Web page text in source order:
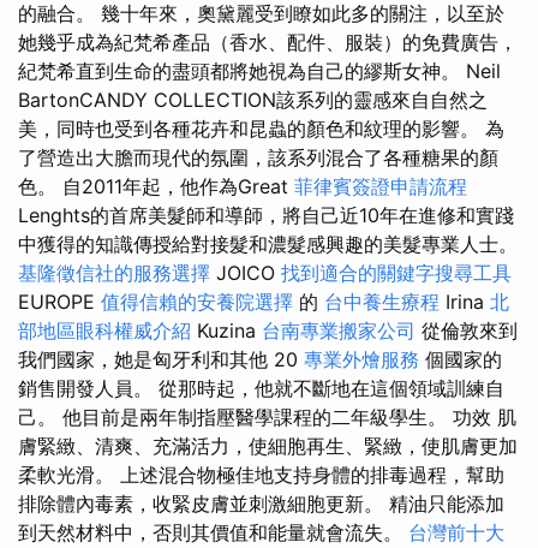
的融合。 幾十年來，奧黛麗受到瞭如此多的關注，以至於
她幾乎成為紀梵希產品（香水、配件、服裝）的免費廣告，
紀梵希直到生命的盡頭都將她視為自己的繆斯女神。 Neil
BartonCANDY COLLECTION該系列的靈感來自自然之
美，同時也受到各種花卉和昆蟲的顏色和紋理的影響。 為
了營造出大膽而現代的氛圍，該系列混合了各種糖果的顏
色。 自2011年起，他作為Great 菲律賓簽證申請流程
Lenghts的首席美髮師和導師，將自己近10年在進修和實踐
中獲得的知識傳授給對接髮和濃髮感興趣的美髮專業人士。
基隆徵信社的服務選擇 JOICO 找到適合的關鍵字搜尋工具
EUROPE 值得信賴的安養院選擇 的 台中養生療程 Irina 北
部地區眼科權威介紹 Kuzina 台南專業搬家公司 從倫敦來到
我們國家，她是匈牙利和其他 20 專業外燴服務 個國家的
銷售開發人員。 從那時起，他就不斷地在這個領域訓練自
己。 他目前是兩年制指壓醫學課程的二年級學生。 功效 肌
膚緊緻、清爽、充滿活力，使細胞再生、緊緻，使肌膚更加
柔軟光滑。 上述混合物極佳地支持身體的排毒過程，幫助
排除體內毒素，收緊皮膚並刺激細胞更新。 精油只能添加
到天然材料中，否則其價值和能量就會流失。 台灣前十大